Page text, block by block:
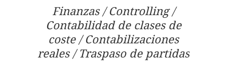
Finanzas / Controlling /
Contabilidad de clases de
coste / Contabilizaciones
reales / Traspaso de partidas